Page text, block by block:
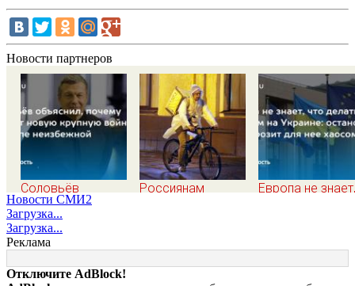
Новости партнеров
Соловьёв
объяснил, почему
считает новую
крупную войну в
Европе неизбежной
Россиянам
работа
Европа не знает,
грозит для нее
хаосом
Новости СМИ2
Загрузка...
Загрузка...
Реклама
Отключите AdBlock!